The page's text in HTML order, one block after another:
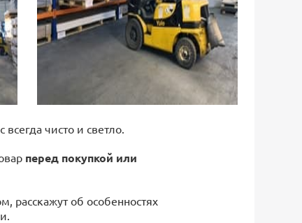
всегда чисто и светло.
перед покупкой или
расскажут об особенностях